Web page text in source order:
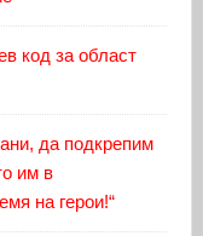
код за област
да подкрепим
им в
на герои!“